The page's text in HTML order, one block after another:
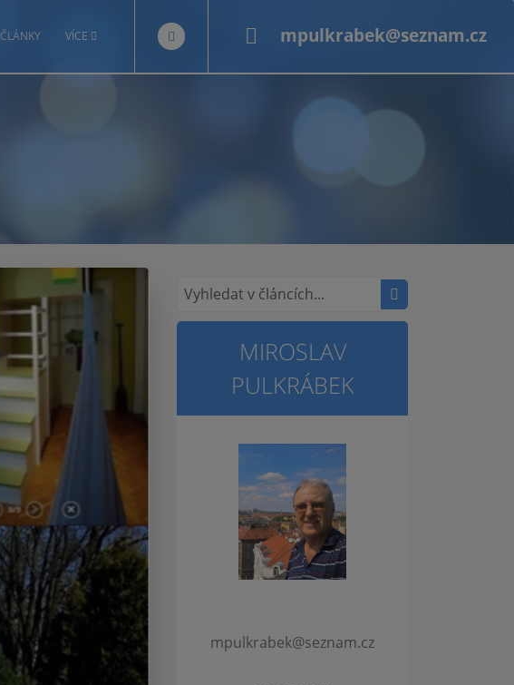
ČLÁNKY VÍCE mpulkrabek@seznam.cz
MIROSLAV
PULKRÁBEK
mpulkrabek@seznam.cz